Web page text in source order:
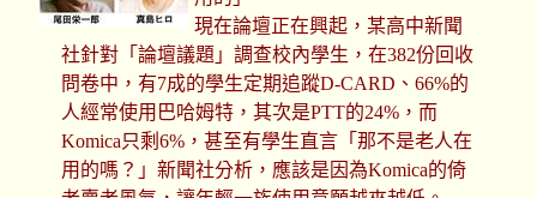
現在論壇正在興起，某高中新聞
社針對「論壇議題」調查校內學生，在382份回收
問卷中，有7成的學生定期追蹤D-CARD、66%的
人經常使用巴哈姆特，其次是PTT的24%，而
Komica只剩6%，甚至有學生直言「那不是老人在
用的嗎？」新聞社分析，應該是因為Komica的倚